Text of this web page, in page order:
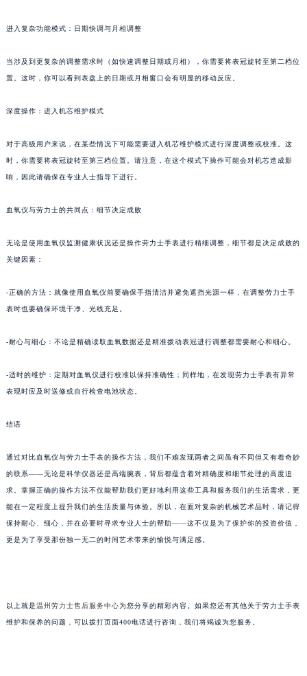
进入复杂功能模式：日期快调与月相调整
当涉及到更复杂的调整需求时（如快速调整日期或月相），你需要将表冠旋转至第二档位
置。这时，你可以看到表盘上的日期或月相窗口会有明显的移动反应。
深度操作：进入机芯维护模式
对于高级用户来说，在某些情况下可能需要进入机芯维护模式进行深度调整或校准。这
时，你需要将表冠旋转至第三档位置。请注意，在这个模式下操作可能会对机芯造成影
响，因此请确保在专业人士指导下进行。
血氧仪与劳力士的共同点：细节决定成败
无论是使用血氧仪监测健康状况还是操作劳力士手表进行精细调整，细节都是决定成败的
关键因素：
-正确的方法：就像使用血氧仪前要确保手指清洁并避免遮挡光源一样，在调整劳力士手
表时也要确保环境干净、光线充足。
-耐心与细心：不论是精确读取血氧数据还是精准拨动表冠进行调整都需要耐心和细心。
-适时的维护：定期对血氧仪进行校准以保持准确性；同样地，在发现劳力士手表有异常
表现时应及时送修或自行检查电池状态。
结语
通过对比血氧仪与劳力士手表的操作方法，我们不难发现两者之间虽有不同但又有着奇妙
的联系——无论是科学仪器还是高端腕表，背后都蕴含着对精确度和细节处理的高度追
求。掌握正确的操作方法不仅能帮助我们更好地利用这些工具和服务我们的生活需求，更
能在一定程度上提升我们的生活质量与体验。所以，在面对复杂的机械艺术品时，请记得
保持耐心、细心，并在必要时寻求专业人士的帮助——这不仅是为了保护你的投资价值，
更是为了享受那份独一无二的时间艺术带来的愉悦与满足感。
以上就是温州劳力士售后服务中心为您分享的精彩内容。如果您还有其他关于劳力士手表
维护和保养的问题，可以拨打页面400电话进行咨询，我们将竭诚为您服务。